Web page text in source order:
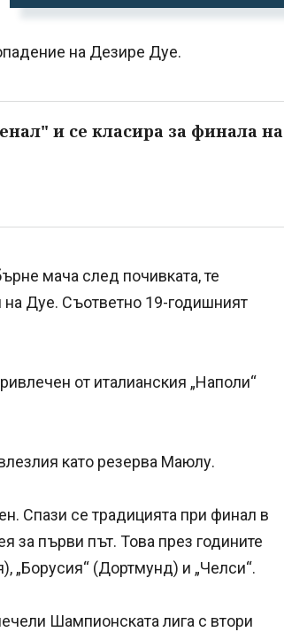
на Дезире Дуе.
и се класира за финала на
мача след почивката, те
на Дуе. Съответно 19-годишният
от италианския „Наполи“
като резерва Маюлу.
Спази се традицията при финал в
за първи път. Това през годините
„Борусия“ (Дортмунд) и „Челси“.
Шампионската лига с втори